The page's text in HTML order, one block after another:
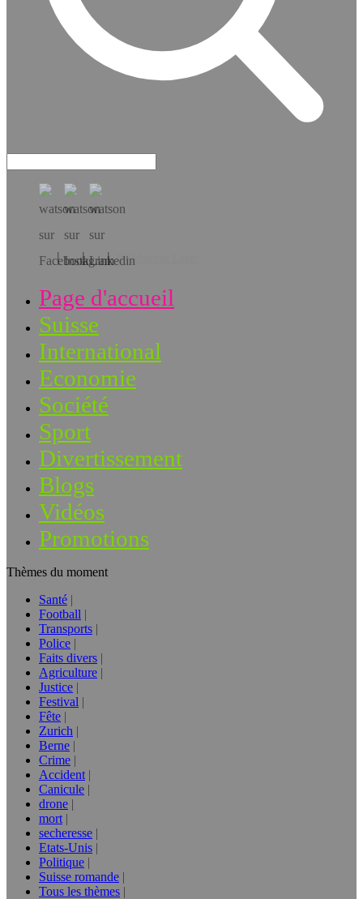
Téléchargez l’app!
Page d'accueil
Suisse
International
Economie
Société
Sport
Divertissement
Blogs
Vidéos
Promotions
Thèmes du moment
Santé
Football
Transports
Police
Faits divers
Agriculture
Justice
Festival
Fête
Zurich
Berne
Crime
Accident
Canicule
drone
mort
secheresse
Etats-Unis
Politique
Suisse romande
Tous les thèmes